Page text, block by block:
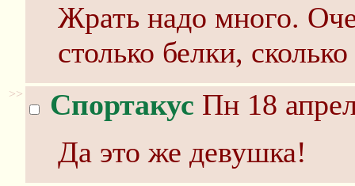
Жрать надо много.
столько белки,
>> Спортакус Пн 18
Да это же девушка!